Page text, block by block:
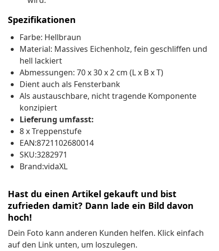
Spezifikationen
Farbe: Hellbraun
Material: Massives Eichenholz, fein geschliffen und
hell lackiert
Abmessungen: 70 x 30 x 2 cm (L x B x T)
Dient auch als Fensterbank
Als austauschbare, nicht tragende Komponente
konzipiert
Lieferung umfasst:
8 x Treppenstufe
EAN:8721102680014
SKU:3282971
Brand:vidaXL
Hast du einen Artikel gekauft und bist
zufrieden damit? Dann lade ein Bild davon
hoch!
Dein Foto kann anderen Kunden helfen. Klick einfach
auf den Link unten, um loszulegen.